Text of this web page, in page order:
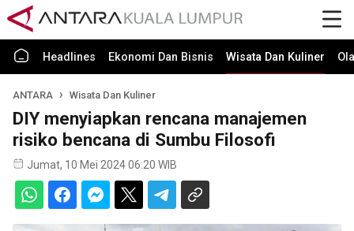
Headlines Ekonomi Dan Bisnis Wisata Dan Kuliner
ANTARA Wisata Dan Kuliner
DIY menyiapkan rencana manajemen
risiko bencana di Sumbu Filosofi
Jumat, 10 Mei 2024 06:20 WIB